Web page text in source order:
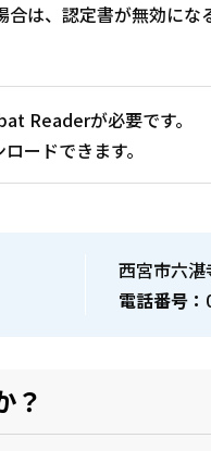
は、認定書が無効にな
Readerが必要です。
ードできます。
西宮市六
電話番号：
？